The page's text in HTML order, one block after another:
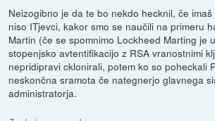
Neizogibno je da te bo nekdo hecknil, če
niso ITjevci, kakor smo se naučili na primeru
Martin (če se spomnimo Lockheed Marting je
stopenjsko avtentifikacijo z RSA vranostnimi
nepridipravi cklonirali, potem ko so poheckali
neskončna sramota če nategnerjo glavnega
administratorja.